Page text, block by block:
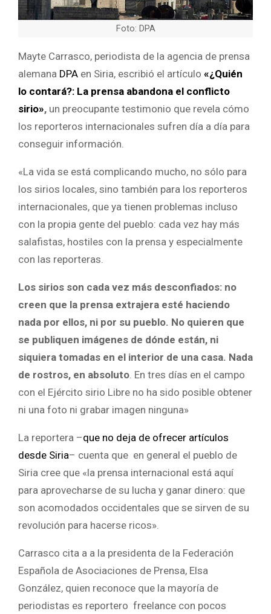
Foto: DPA
Mayte Carrasco, periodista de la agencia de prensa
alemana DPA en Siria, escribió el artículo «¿Quién
lo contará?: La prensa abandona el conflicto
sirio», un preocupante testimonio que revela cómo
los reporteros internacionales sufren día a día para
conseguir información.
«La vida se está complicando mucho, no sólo para
los sirios locales, sino también para los reporteros
internacionales, que ya tienen problemas incluso
con la propia gente del pueblo: cada vez hay más
salafistas, hostiles con la prensa y especialmente
con las reporteras.
Los sirios son cada vez más desconfiados: no
creen que la prensa extrajera esté haciendo
nada por ellos, ni por su pueblo. No quieren que
se publiquen imágenes de dónde están, ni
siquiera tomadas en el interior de una casa. Nada
de rostros, en absoluto. En tres días en el campo
con el Ejército sirio Libre no ha sido posible obtener
ni una foto ni grabar imagen ninguna»
La reportera –que no deja de ofrecer artículos
desde Siria– cuenta que en general el pueblo de
Siria cree que «la prensa internacional está aquí
para aprovecharse de su lucha y ganar dinero: que
son acomodados occidentales que se sirven de su
revolución para hacerse ricos».
Carrasco cita a a la presidenta de la Federación
Española de Asociaciones de Prensa, Elsa
González, quien reconoce que la mayoría de
periodistas es reportero freelance con pocos